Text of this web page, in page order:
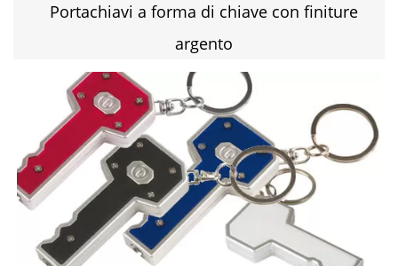
Portachiavi a forma di chiave con finiture
argento